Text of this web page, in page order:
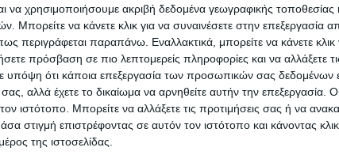
να χρησιμοποιήσουμε ακριβή δεδομένα γεωγραφικής τοποθεσίας
να κάνετε κλικ για να συναινέσετε στην επεξεργασία
περιγράφεται παραπάνω. Εναλλακτικά, μπορείτε να κάνετε κλικ
πρόσβαση σε πιο λεπτομερείς πληροφορίες και να αλλάξετε
υπόψη ότι κάποια επεξεργασία των προσωπικών σας δεδομένων
αλλά έχετε το δικαίωμα να αρνηθείτε αυτήν την επεξεργασία.
ιστότοπο. Μπορείτε να αλλάξετε τις προτιμήσεις σας ή να
στιγμή επιστρέφοντας σε αυτόν τον ιστότοπο και κάνοντας
της ιστοσελίδας.
στο Google News